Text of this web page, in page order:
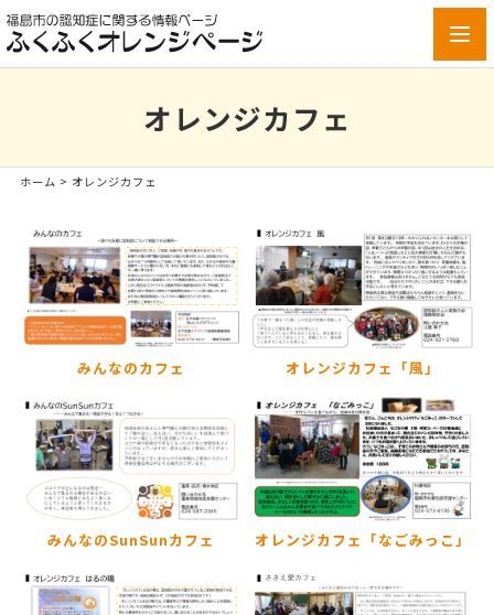
オレンジカフェ
ホーム > オレンジカフェ
みんなのカフェ オレンジカフェ「風」
みんなのSunSunカフェ オレンジカフェ「なごみっこ」